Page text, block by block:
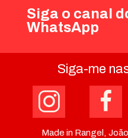
Siga o canal
WhatsApp
Made in Rangel,
Siga-me